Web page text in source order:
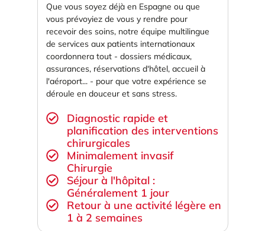
Que vous soyez déjà en Espagne ou que
vous prévoyiez de vous y rendre pour
recevoir des soins, notre équipe multilingue
de services aux patients internationaux
coordonnera tout - dossiers médicaux,
assurances, réservations d'hôtel, accueil à
l'aéroport... - pour que votre expérience se
déroule en douceur et sans stress.
Diagnostic rapide et
planification des interventions
chirurgicales
Minimalement invasif
Chirurgie
Séjour à l'hôpital :
Généralement 1 jour
Retour à une activité légère en
1 à 2 semaines